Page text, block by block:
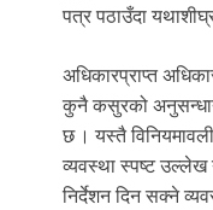
पत्र पठाउँदा
अधिकारप्राप्त
कुनै कसुरको
छ । यस्तै
व्यवस्था स्पष्ट उल्लेख
निर्देशन दिन सक्ने